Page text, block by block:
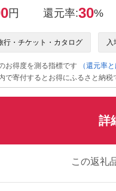
円 還元率:30%
行・チケット・カタログ 入
お得度を測る指標です
（還元率と
で寄付するとお得にふるさと納税
詳
この返礼